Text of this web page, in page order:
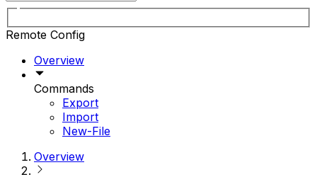
Remote Config
Overview
Commands
Export
Import
New-File
Overview